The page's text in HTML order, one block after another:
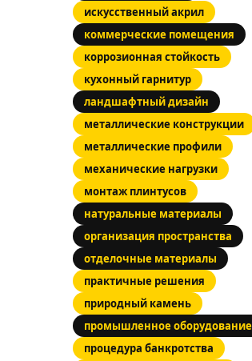
искусственный акрил
коммерческие помещения
коррозионная стойкость
кухонный гарнитур
ландшафтный дизайн
металлические конструкции
металлические профили
механические нагрузки
монтаж плинтусов
натуральные материалы
организация пространства
отделочные материалы
практичные решения
природный камень
промышленное оборудование
процедура банкротства